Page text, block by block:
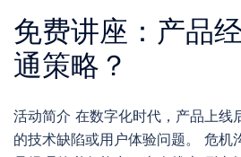
免费讲座：产品
通策略？
活动简介 在数字化时代，产品上线
的技术缺陷或用户体验问题。 危机